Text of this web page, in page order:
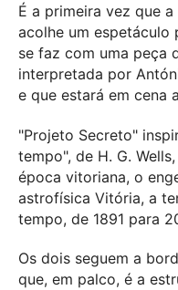
É a primeira vez que
acolhe um espetáculo
se faz com uma peça
interpretada por
e que estará em cena
"Projeto Secreto"
tempo", de H. G.
época vitoriana, o
astrofísica Vitória, a
tempo, de 1891 para
Os dois seguem a
que, em palco, é a